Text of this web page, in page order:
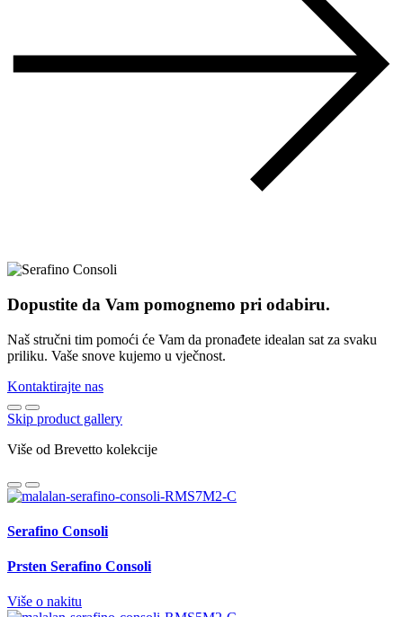
Dopustite da Vam pomognemo pri odabiru.
Naš stručni tim pomoći će Vam da pronađete idealan sat za svaku
priliku. Vaše snove kujemo u vječnost.
Kontaktirajte nas
Skip product gallery
Više od Brevetto kolekcije
Serafino Consoli
Prsten Serafino Consoli
Više o nakitu